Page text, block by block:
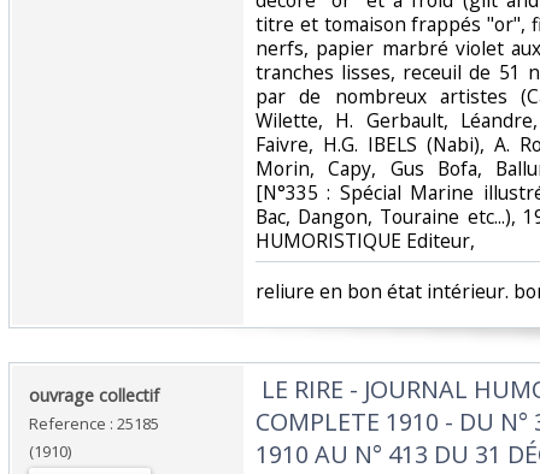
titre et tomaison frappés "or",
nerfs, papier marbré violet
tranches lisses, receuil de 51
par de nombreux artistes
Wilette, H. Gerbault,
Faivre, H.G. IBELS (Nabi), A.
Morin, Capy, Gus Bofa,
[N°335 : Spécial Marine
Bac, Dangon, Touraine etc...),
HUMORISTIQUE Editeur, ‎
‎reliure en bon état intérieur.
‎ouvrage collectif ‎
Reference : 25185
(1910)
LE RIRE - JOURNAL
COMPLETE 1910 - DU N°
1910 AU N° 413 DU 31